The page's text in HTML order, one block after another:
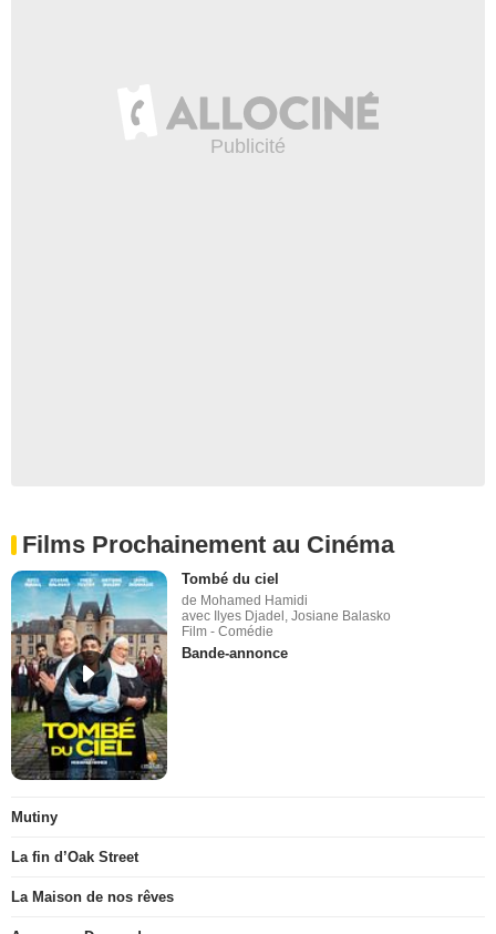
Films Prochainement au Cinéma
Tombé du ciel
de Mohamed Hamidi
avec Ilyes Djadel, Josiane Balasko
Film - Comédie
Bande-annonce
Mutiny
La fin d’Oak Street
La Maison de nos rêves